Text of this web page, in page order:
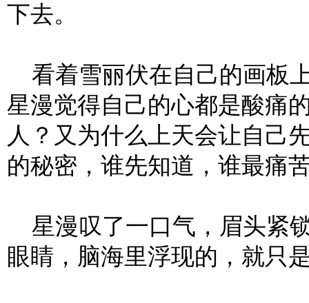
下去。
看着雪丽伏在自己的画板
星漫觉得自己的心都是酸痛
人？又为什么上天会让自己
的秘密，谁先知道，谁最
星漫叹了一口气，眉头紧
眼睛，脑海里浮现的，就